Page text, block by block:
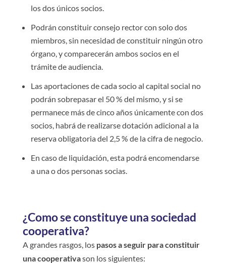
los dos únicos socios.
Podrán constituir consejo rector con solo dos
miembros, sin necesidad de constituir ningún otro
órgano, y comparecerán ambos socios en el
trámite de audiencia.
Las aportaciones de cada socio al capital social no
podrán sobrepasar el 50 % del mismo, y si se
permanece más de cinco años únicamente con dos
socios, habrá de realizarse dotación adicional a la
reserva obligatoria del 2,5 % de la cifra de negocio.
En caso de liquidación, esta podrá encomendarse
a una o dos personas socias.
¿Como se constituye una sociedad
cooperativa?
A grandes rasgos, los pasos a seguir para constituir
una cooperativason los siguientes: